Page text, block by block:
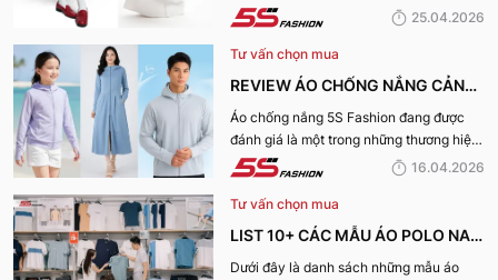
25.04.2026
Tư vấn chọn mua
REVIEW ÁO CHỐNG NẮNG CẢN
TIA UV, CHỐNG NẮNG TỐT NHẤT
CỦA 5S FASHION 2026
Áo chống nắng 5S Fashion đang được
đánh giá là một trong những thương hiệu
áo đáng mua hàng đầu hiện nay. Vậy
giá tích cực đến vậy? Cùng đi hết bài
viết nhé!
16.04.2026
Tư vấn chọn mua
LIST 10+ CÁC MẪU ÁO POLO NAM
MÙA HÈ BÁN CHẠY NHẤT CỦA 5S
Dưới đây là danh sách những mẫu áo